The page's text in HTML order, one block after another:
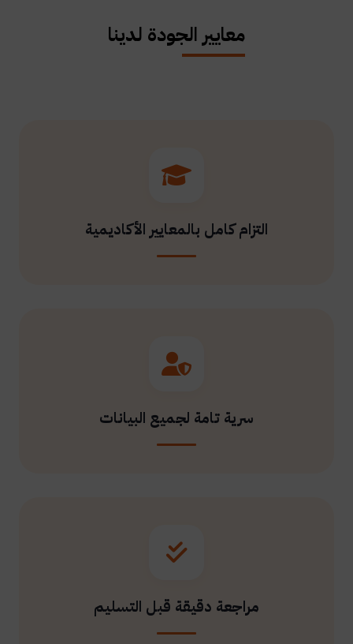
معايير الجودة لدينا
التزام كامل بالمعايير الأكاديمية
سرية تامة لجميع البيانات
مراجعة دقيقة قبل التسليم